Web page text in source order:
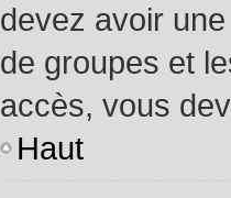
devez avoir
de groupes et
accès, vous
Haut